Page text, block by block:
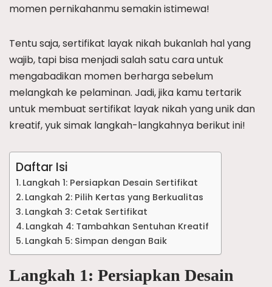
momen pernikahanmu semakin istimewa!
Tentu saja, sertifikat layak nikah bukanlah hal yang
wajib, tapi bisa menjadi salah satu cara untuk
mengabadikan momen berharga sebelum
melangkah ke pelaminan. Jadi, jika kamu tertarik
untuk membuat sertifikat layak nikah yang unik dan
kreatif, yuk simak langkah-langkahnya berikut ini!
Daftar Isi
Langkah 1: Persiapkan Desain Sertifikat
Langkah 2: Pilih Kertas yang Berkualitas
Langkah 3: Cetak Sertifikat
Langkah 4: Tambahkan Sentuhan Kreatif
Langkah 5: Simpan dengan Baik
Langkah 1: Persiapkan Desain